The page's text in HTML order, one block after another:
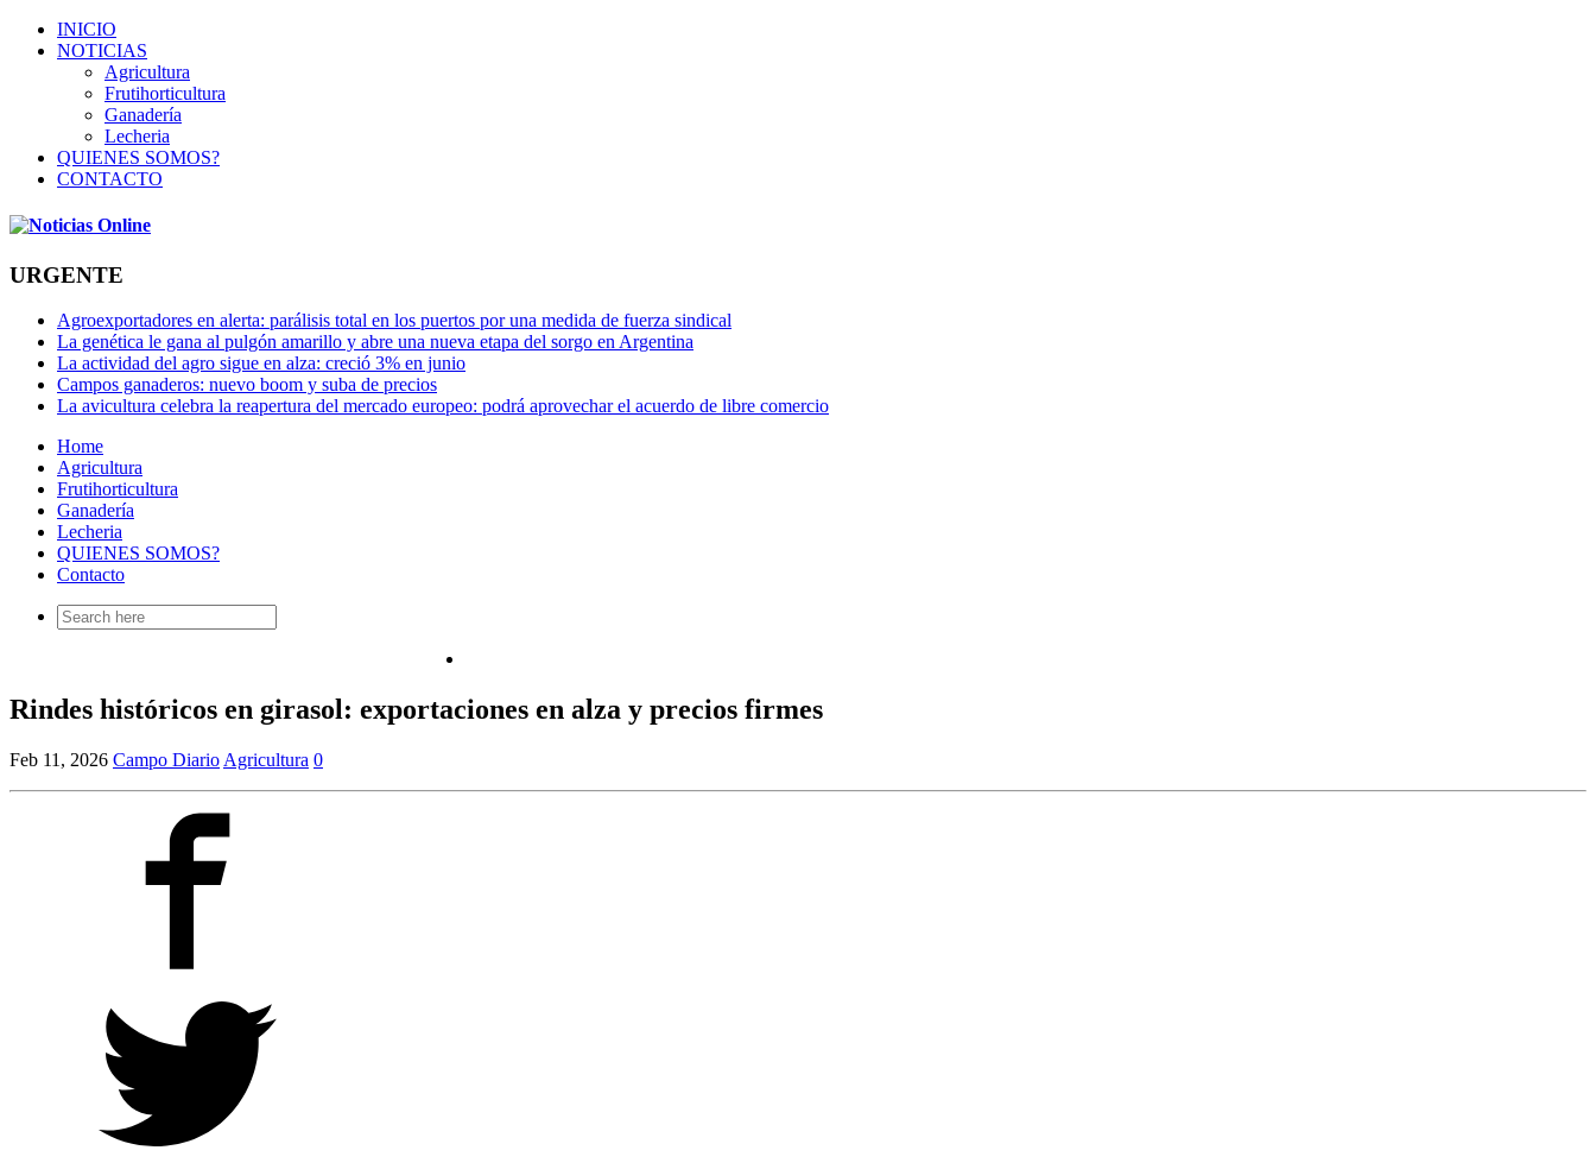
INICIO
NOTICIAS
Agricultura
Frutihorticultura
Ganadería
Lecheria
QUIENES SOMOS?
CONTACTO
URGENTE
Agroexportadores en alerta: parálisis total en los puertos por una medida de fuerza sindical
La genética le gana al pulgón amarillo y abre una nueva etapa del sorgo en Argentina
La actividad del agro sigue en alza: creció 3% en junio
Campos ganaderos: nuevo boom y suba de precios
La avicultura celebra la reapertura del mercado europeo: podrá aprovechar el acuerdo de libre comercio
Home
Agricultura
Frutihorticultura
Ganadería
Lecheria
QUIENES SOMOS?
Contacto
Search
for:
Rindes históricos en girasol: exportaciones en alza y precios firmes
Feb 11, 2026 Campo Diario Agricultura 0